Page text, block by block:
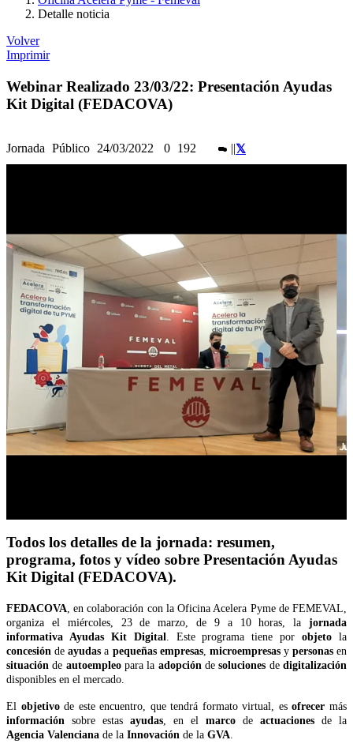
Detalle noticia
Volver
Imprimir
Webinar Realizado 23/03/22: Presentación Ayudas
Kit Digital (FEDACOVA)
Jornada Público 24/03/2022 0 192 ||
Todos los detalles de la jornada: resumen,
programa, fotos y vídeo sobre Presentación Ayudas
Kit Digital (FEDACOVA).
FEDACOVA, en colaboración con la Oficina Acelera Pyme de FEMEVAL,
organiza el miércoles, 23 de marzo, de 9 a 10 horas, la jornada
informativa Ayudas Kit Digital. Este programa tiene porobjetola
concesióndeayudasa pequeñas empresas, microempresas y personasen
situaciónde autoempleopara la adopcióndesoluciones dedigitalización
disponibles en el mercado.
El objetivode este encuentro, que tendrá formato virtual, esofrecermás
información sobre estas ayudas, en el marco de actuaciones de la
Agencia Valenciana de la Innovación de la GVA.